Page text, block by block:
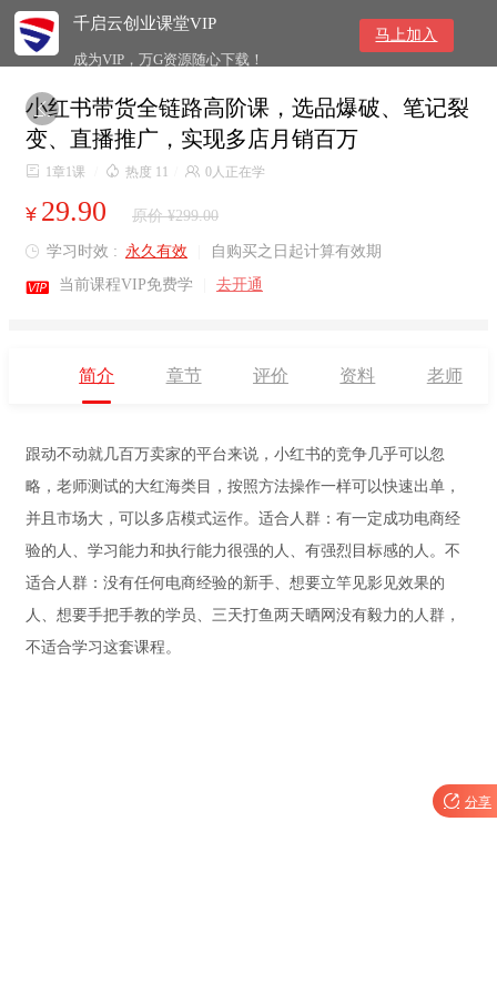
千启云创业课堂VIP
成为VIP，万G资源随心下载！
马上加入

小红书带货全链路高阶课，选品爆破、笔记裂
变、直播推广，实现多店月销百万
 1章1课  热度 11  0人正在学
¥ 29.90 原价 ¥299.00
 学习时效 : 永久有效 自购买之日起计算有效期
 当前课程VIP免费学 去开通
简介 章节 评价 资料 老师
跟动不动就几百万卖家的平台来说，小红书的竞争几乎可以忽
略，老师测试的大红海类目，按照方法操作一样可以快速出单，
并且市场大，可以多店模式运作。适合人群：有一定成功电商经
验的人、学习能力和执行能力很强的人、有强烈目标感的人。不
适合人群：没有任何电商经验的新手、想要立竿见影见效果的
人、想要手把手教的学员、三天打鱼两天晒网没有毅力的人群，
不适合学习这套课程。
 分享